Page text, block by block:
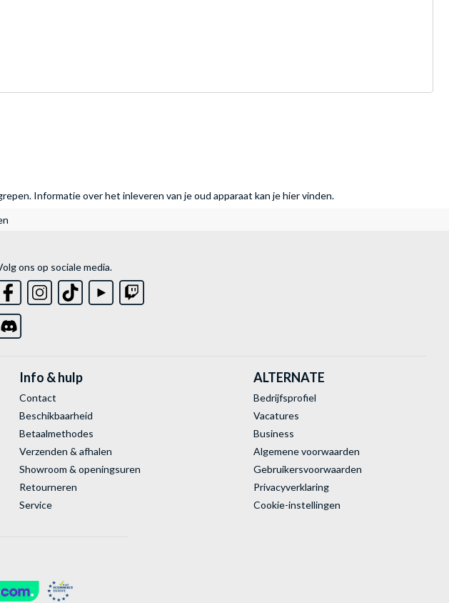
Informatie over het inleveren van je oud apparaat kan je hier vinden.
ons op sociale media.
Info & hulp
Contact
Beschikbaarheid
Betaalmethodes
Verzenden & afhalen
Showroom & openingsuren
Retourneren
Service
ALTERNATE
Bedrijfsprofiel
Vacatures
Business
Algemene voorwaarden
Gebruikersvoorwaarden
Privacyverklaring
Cookie-instellingen